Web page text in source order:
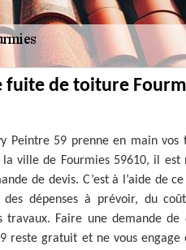
fuite de toiture
Peintre 59 prenne en main vos
ville de Fourmies 59610, il est
de devis. C’est à l’aide de
des dépenses à prévoir, du
Faire une demande de
reste gratuit et ne vous engage